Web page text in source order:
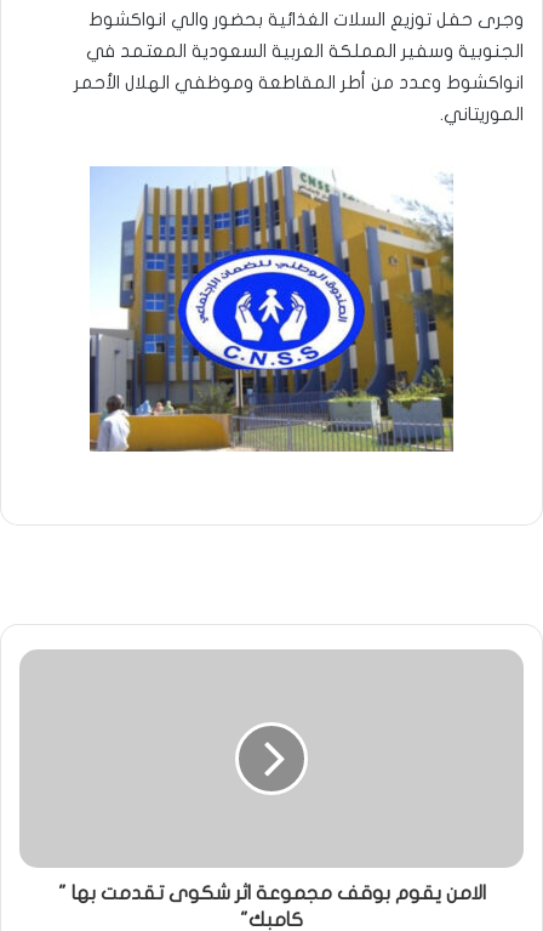
وجرى حفل توزيع السلات الغذائية بحضور والي انواكشوط
الجنوبية وسفير المملكة العربية السعودية المعتمد في
انواكشوط وعدد من أطر المقاطعة وموظفي الهلال الأحمر
الموريتاني.
الامن يقوم بوقف مجموعة اثر شكوى تقدمت بها "
كامبك"